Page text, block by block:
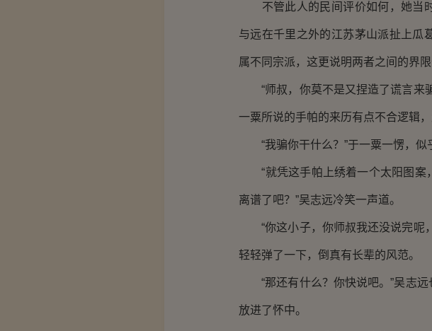
不管此人的民间评价如何，她当时
与远在千里之外的江苏茅山派扯上瓜
属不同宗派，这更说明两者之间的界限
“师叔，你莫不是又捏造了谎言来
一粟所说的手帕的来历有点不合逻辑
“我骗你干什么？”于一粟一愣，似
“就凭这手帕上绣着一个太阳图案
离谱了吧？”吴志远冷笑一声道。
“你这小子，你师叔我还没说完呢
轻轻弹了一下，倒真有长辈的风范。
“那还有什么？你快说吧。”吴志远
放进了怀中。